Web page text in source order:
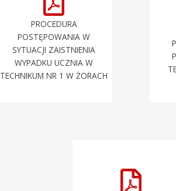
PROCEDURA
POSTĘPOWANIA W
SYTUACJI ZAISTNIENIA
WYPADKU UCZNIA W
TECHNIKUM NR 1 W ŻORACH